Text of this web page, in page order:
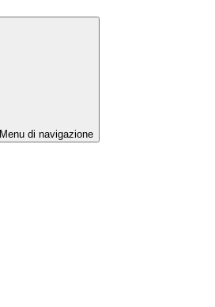
Menu di navigazione